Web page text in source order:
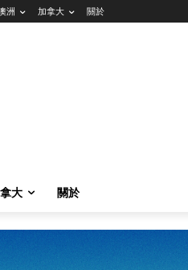
洲 加拿大 關於
大 關於